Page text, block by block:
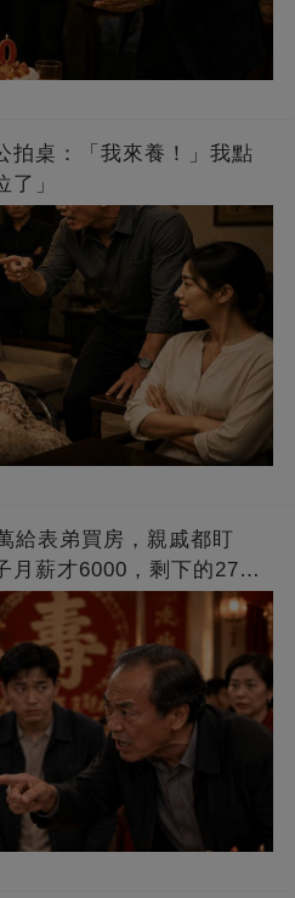
拍桌：「我來養！」我點
」
給表弟買房，親戚都盯
月薪才6000，剩下的27萬